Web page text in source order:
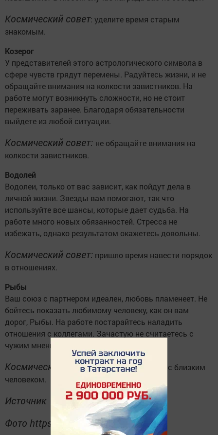
Космический совет: уделите время старым
знакомым.
Козерог
У представителей этого астрологического символа в
сфере чувств грядут перемены. Радуйтесь жизни, и не
обращайте внимания на колкости завистников. На
работе могут возникнуть сложности, но не стоит
переживать заранее. Благодаря обязательности
выйдете из любой ситуации.
Космический совет: не обращайте внимания на
колкости завистников.
Водолей
Водолеи, только от вас зависит, как пойдут дела в
личной жизни. Звезды вам помогают, так что
используйте все шансы, которые дает судьба. На
работе много новых обязанностей. Стресса не
избежать, однако результатом окажетесь довольны.
Космический совет: пришло время навести порядок
в отношениях.
Рыбы
Ваш союз с партнером идеален, любовь пламенеет. Не
бойтесь показать любимому человеку, как он вам
дорог, Рыбы. На работе постарайтесь наладить
отношения с коллегами. Зачастую не считаетесь с
чужим мнением, отсюда и неприятности.
Космический совет:будьте искренними с близким
человеком.
Источник
Фото https://pixabay.com/ru/